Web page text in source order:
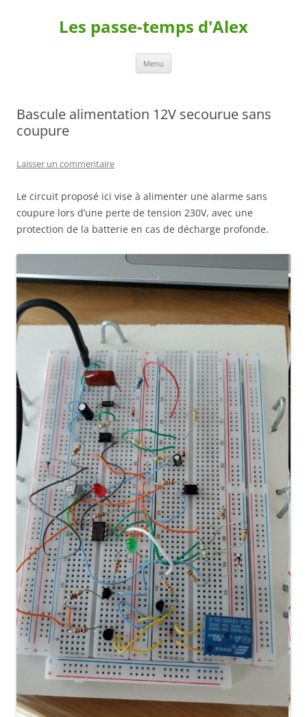
Les passe-temps d'Alex
Menu
Bascule alimentation 12V secourue sans
coupure
Laisser un commentaire
Le circuit proposé ici vise à alimenter une alarme sans
coupure lors d’une perte de tension 230V, avec une
protection de la batterie en cas de décharge profonde.